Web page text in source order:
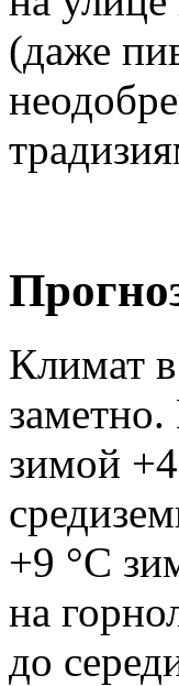
(даже
Климат
зимой
+9 °C
на
до